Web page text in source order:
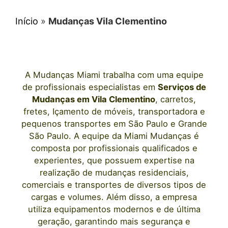
Início » Mudanças Vila Clementino
A Mudanças Miami trabalha com uma equipe
de profissionais especialistas em Serviços de
Mudanças em Vila Clementino, carretos,
fretes, Içamento de móveis, transportadora e
pequenos transportes em São Paulo e Grande
São Paulo. A equipe da Miami Mudanças é
composta por profissionais qualificados e
experientes, que possuem expertise na
realização de mudanças residenciais,
comerciais e transportes de diversos tipos de
cargas e volumes. Além disso, a empresa
utiliza equipamentos modernos e de última
geração, garantindo mais segurança e